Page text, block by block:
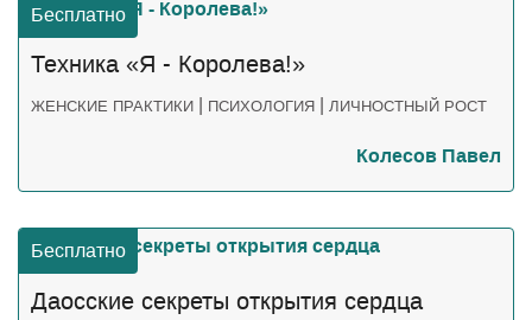
Бесплатно
Техника «Я - Королева!»
ЖЕНСКИЕ ПРАКТИКИ | ПСИХОЛОГИЯ | ЛИЧНОСТНЫЙ РОСТ
Колесов Павел
Бесплатно
Даосские секреты открытия сердца